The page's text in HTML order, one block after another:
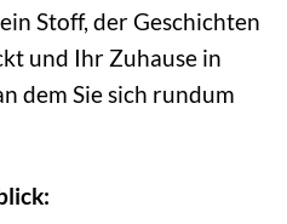
Stoff, der Geschichten
und Ihr Zuhause in
dem Sie sich rundum